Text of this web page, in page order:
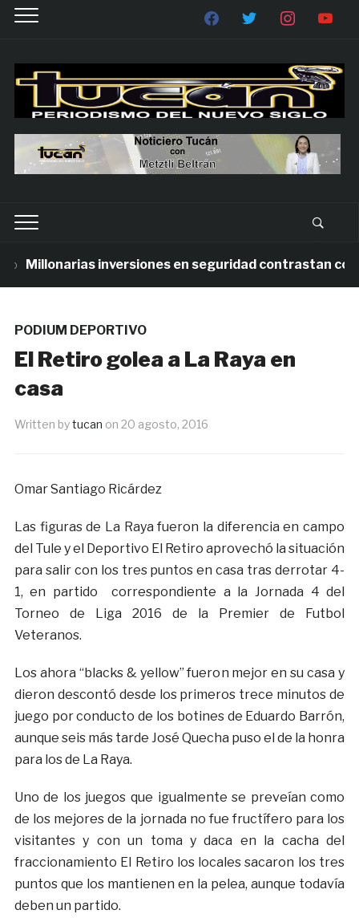
Millonarias inversiones en seguridad contrastan con la
PODIUM DEPORTIVO
El Retiro golea a La Raya en
casa
Written bytucan on 20 agosto, 2016
Omar Santiago Ricárdez
Las figuras de La Raya fueron la diferencia en campo
del Tule y el Deportivo El Retiro aprovechó la situación
para salir con los tres puntos en casa tras derrotar 4-
1, en partido correspondiente a la Jornada 4 del
Torneo de Liga 2016 de la Premier de Futbol
Veteranos.
Los ahora “blacks & yellow” fueron mejor en su casa y
dieron descontó desde los primeros trece minutos de
juego por conducto de los botines de Eduardo Barrón,
aunque seis más tarde José Quecha puso el de la honra
para los de La Raya.
Uno de los juegos que igualmente se preveían como
de los mejores de la jornada no fue fructífero para los
visitantes y con un toma y daca en la cacha del
fraccionamiento El Retiro los locales sacaron los tres
puntos que los mantienen en la pelea, aunque todavía
deben un partido.